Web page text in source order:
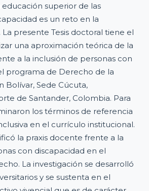
educación superior de las
es un reto en la
presente Tesis doctoral tiene el
una aproximación teórica de la
a la inclusión de personas con
programa de Derecho de la
Bolívar, Sede Cúcuta,
de Santander, Colombia. Para
los términos de referencia
en el currículo institucional.
la praxis docente frente a la
con discapacidad en el
La investigación se desarrolló
y se sustenta en el